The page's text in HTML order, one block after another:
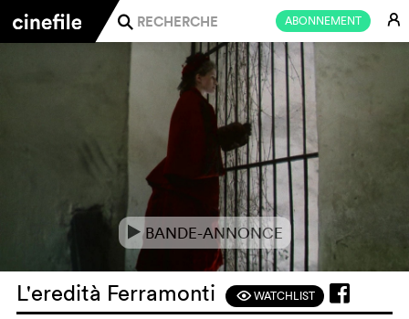
ABONNEMENT E
j
eBANDE-ANNONCE
L'eredità Ferramonti FWATCHLIST